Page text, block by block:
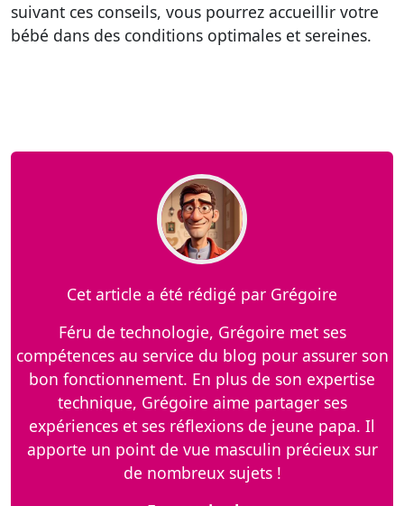
suivant ces conseils, vous pourrez accueillir votre
bébé dans des conditions optimales et sereines.
Cet article a été rédigé par Grégoire
Féru de technologie, Grégoire met ses
compétences au service du blog pour assurer son
bon fonctionnement. En plus de son expertise
technique, Grégoire aime partager ses
expériences et ses réflexions de jeune papa. Il
apporte un point de vue masculin précieux sur
de nombreux sujets !